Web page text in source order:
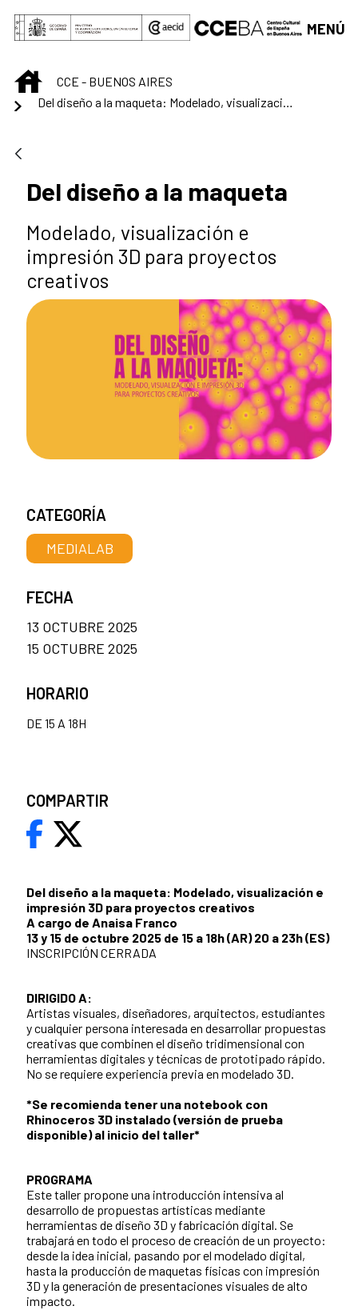
Saltar al contenido principal
MENÚ
INICIOCCE - BUENOS AIRES
Del diseño a la maqueta: Modelado, visualización e impresión 3D para proyectos creativos
Del diseño a la maqueta
Modelado, visualización e
impresión 3D para proyectos
creativos
Del diseño a la maqueta: Modelado, visualización e
impresión 3D para proyectos creativos
A cargo de Anaisa Franco
13 y 15 de octubre 2025 de 15 a 18h (AR) 20 a 23h (ES)
INSCRIPCIÓN CERRADA
DIRIGIDO A:
Artistas visuales, diseñadores, arquitectos, estudiantes
y cualquier persona interesada en desarrollar propuestas
creativas que combinen el diseño tridimensional con
herramientas digitales y técnicas de prototipado rápido.
No se requiere experiencia previa en modelado 3D.
*Se recomienda tener una notebook con
Rhinoceros 3D instalado (versión de prueba
disponible) al inicio del taller*
PROGRAMA
Este taller propone una introducción intensiva al
desarrollo de propuestas artísticas mediante
herramientas de diseño 3D y fabricación digital. Se
trabajará en todo el proceso de creación de un proyecto:
desde la idea inicial, pasando por el modelado digital,
hasta la producción de maquetas físicas con impresión
3D y la generación de presentaciones visuales de alto
impacto.
CATEGORÍA
MEDIALAB
FECHA
13 OCTUBRE 2025
15 OCTUBRE 2025
HORARIO
DE 15 A 18H
COMPARTIR